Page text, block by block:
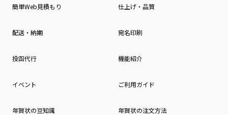
簡単Web見積もり 仕上げ・品質
配送・納期 宛名印刷
投函代行 機能紹介
イベント ご利用ガイド
年賀状の豆知識 年賀状の注文方法